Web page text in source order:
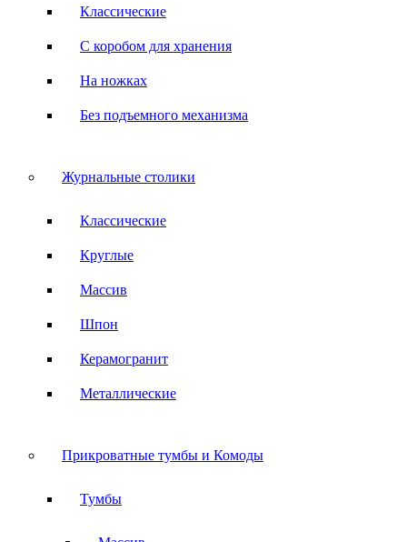
Классические
С коробом для хранения
На ножках
Без подъемного механизма
Журнальные столики
Классические
Круглые
Массив
Шпон
Керамогранит
Металлические
Прикроватные тумбы и Комоды
Тумбы